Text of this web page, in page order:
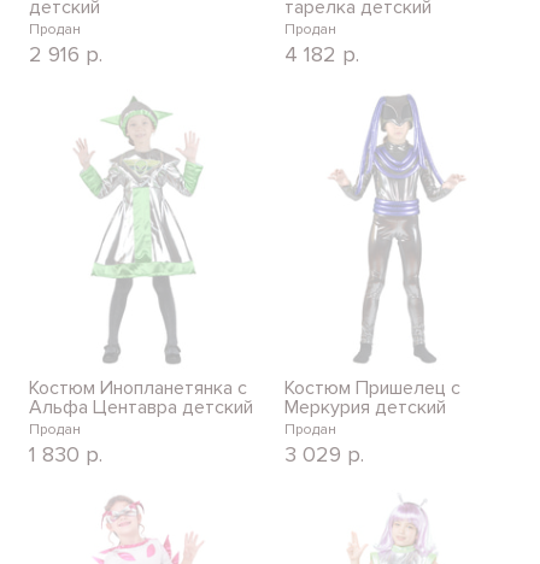
детский
Продан
2 916 р.
тарелка детский
Продан
4 182 р.
Костюм Инопланетянка с
Альфа Центавра детский
Продан
1 830 р.
Костюм Пришелец с
Меркурия детский
Продан
3 029 р.